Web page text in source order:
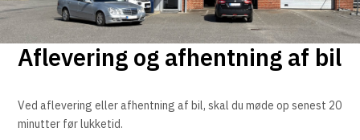
Aflevering og afhentning af bil
Ved aflevering eller afhentning af bil, skal du møde op senest 20
minutter før lukketid.